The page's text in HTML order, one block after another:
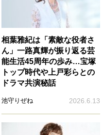
相葉雅紀は「素敵な役者さ
ん」一路真輝が振り返る芸
能生活45周年の歩み…宝塚
トップ時代や上戸彩らとの
ドラマ共演秘話
池守りぜね 2026.6.13